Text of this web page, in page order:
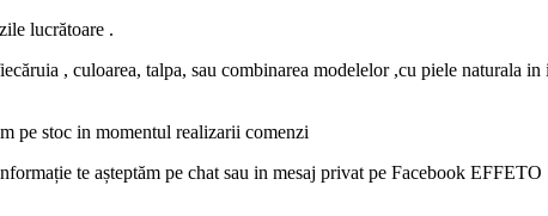
lucrătoare .
, culoarea, talpa, sau combinarea modelelor ,cu piele naturala
pe stoc in momentul realizarii comenzi
te așteptăm pe chat sau in mesaj privat pe Facebook EFFETO